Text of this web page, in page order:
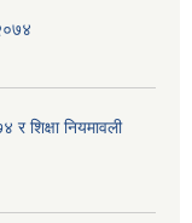
र शिक्षा नियमावली